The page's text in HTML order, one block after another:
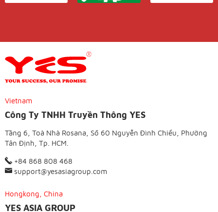
Vietnam
Công Ty TNHH Truyền Thông YES
Tầng 6, Toà Nhà Rosana, Số 60 Nguyễn Đình Chiểu, Phường
Tân Định, Tp. HCM.
+84 868 808 468
support@yesasiagroup.com
Hongkong, China
YES ASIA GROUP